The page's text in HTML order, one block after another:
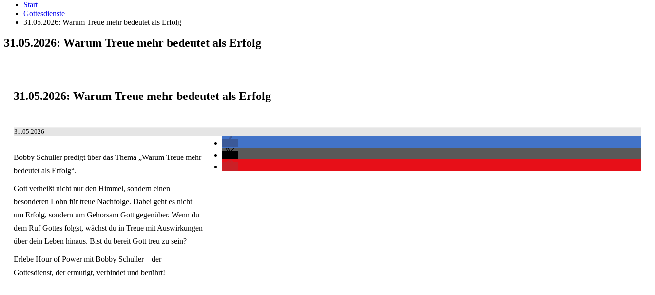
Start
Gottesdienste
31.05.2026: Warum Treue mehr bedeutet als Erfolg
31.05.2026: Warum Treue mehr bedeutet als Erfolg
31.05.2026: Warum Treue mehr bedeutet als Erfolg
31.05.2026
Bobby Schuller predigt über das Thema „Warum Treue mehr
bedeutet als Erfolg“.
Gott verheißt nicht nur den Himmel, sondern einen
besonderen Lohn für treue Nachfolge. Dabei geht es nicht
um Erfolg, sondern um Gehorsam Gott gegenüber. Wenn du
dem Ruf Gottes folgst, wächst du in Treue mit Auswirkungen
über dein Leben hinaus. Bist du bereit Gott treu zu sein?
Erlebe Hour of Power mit Bobby Schuller – der
Gottesdienst, der ermutigt, verbindet und berührt!